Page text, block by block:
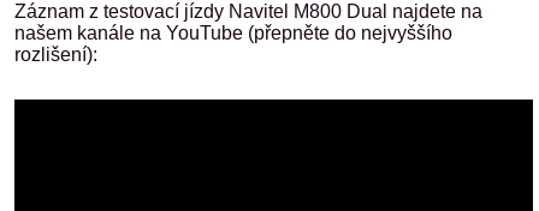
Záznam z testovací jízdy Navitel M800 Dual najdete na
našem kanále na YouTube (přepněte do nejvyššího
rozlišení):